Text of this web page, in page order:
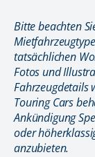
Bitte beachten
tatsächlichen
Fotos und
Fahrzeugdetails
Touring Cars
Ankündigung
oder
anzubieten.